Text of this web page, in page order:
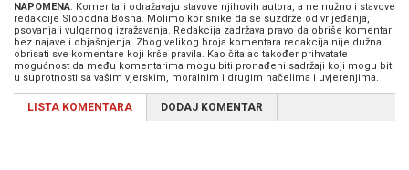
NAPOMENA: Komentari odražavaju stavove njihovih autora, a ne nužno i stavove
redakcije Slobodna Bosna. Molimo korisnike da se suzdrže od vrijeđanja,
psovanja i vulgarnog izražavanja. Redakcija zadržava pravo da obriše komentar
bez najave i objašnjenja. Zbog velikog broja komentara redakcija nije dužna
obrisati sve komentare koji krše pravila. Kao čitalac također prihvatate
mogućnost da među komentarima mogu biti pronađeni sadržaji koji mogu biti
u suprotnosti sa vašim vjerskim, moralnim i drugim načelima i uvjerenjima.
LISTA KOMENTARA DODAJ KOMENTAR